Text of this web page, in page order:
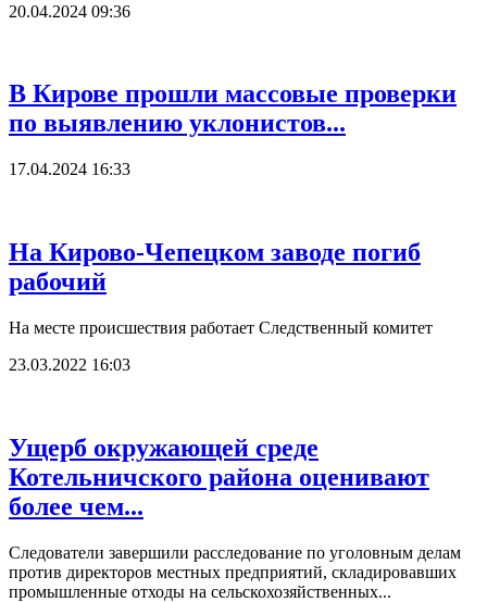
20.04.2024 09:36
В Кирове прошли массовые проверки
по выявлению уклонистов...
17.04.2024 16:33
На Кирово-Чепецком заводе погиб
рабочий
На месте происшествия работает Следственный комитет
23.03.2022 16:03
Ущерб окружающей среде
Котельничского района оценивают
более чем...
Следователи завершили расследование по уголовным делам
против директоров местных предприятий, складировавших
промышленные отходы на сельскохозяйственных...